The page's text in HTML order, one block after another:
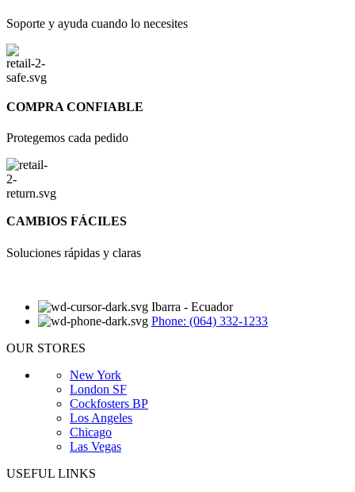
Soporte y ayuda cuando lo necesites
COMPRA CONFIABLE
Protegemos cada pedido
CAMBIOS FÁCILES
Soluciones rápidas y claras
Ibarra - Ecuador
Phone: (064) 332-1233
OUR STORES
New York
London SF
Cockfosters BP
Los Angeles
Chicago
Las Vegas
USEFUL LINKS